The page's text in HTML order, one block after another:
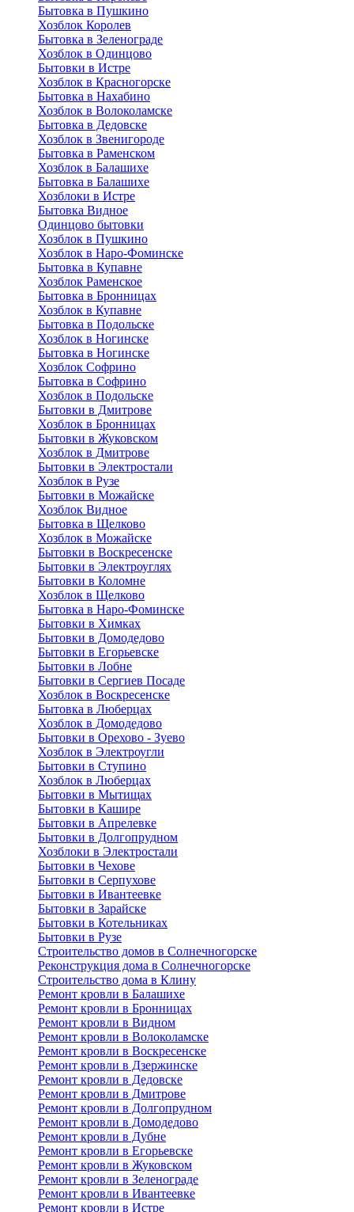
Бытовкa в Пушкино
Хозблок Королев
Бытовка в Зеленограде
Хозблок в Одинцово
Бытовки в Истре
Хозблок в Красногорске
Бытовка в Нахабино
Хозблок в Волоколамске
Бытовкa в Дедовске
Хозблок в Звенигороде
Бытовка в Раменском
Хозблок в Балашихе
Бытовкa в Балашихе
Хозблоки в Истре
Бытовка Видное
Одинцово бытовки
Хозблок в Пушкино
Хозблок в Наро-Фоминске
Бытовка в Купавне
Хозблок Раменское
Бытовка в Бронницах
Хозблок в Купавне
Бытовка в Подольске
Хозблок в Ногинске
Бытовка в Ногинске
Хозблок Софрино
Бытовка в Софрино
Хозблок в Подольске
Бытовки в Дмитрове
Хозблок в Бронницах
Бытовки в Жуковском
Хозблок в Дмитрове
Бытовки в Электростали
Хозблок в Рузе
Бытовки в Можайске
Хозблок Видное
Бытовкa в Щелково
Хозблок в Можайске
Бытовки в Воскресенске
Бытовки в Электроуглях
Бытовки в Коломне
Хозблок в Щелково
Бытовка в Наро-Фоминске
Бытовки в Химках
Бытовки в Домодедово
Бытовки в Егорьевске
Бытовки в Лобне
Бытовки в Сергиев Посаде
Хозблок в Воскресенске
Бытовка в Люберцах
Хозблок в Домодедово
Бытовки в Орехово - Зуево
Хозблок в Электроугли
Бытовки в Ступино
Хозблок в Люберцах
Бытовки в Мытищах
Бытовки в Кашире
Бытовки в Апрелевке
Бытовки в Долгопрудном
Хозблоки в Электростали
Бытовки в Чехове
Бытовки в Серпухове
Бытовки в Ивантеевке
Бытовки в Зарайске
Бытовки в Котельниках
Бытовки в Рузе
Строительство домов в Солнечногорске
Реконструкция дома в Солнечногорске
Строительство дома в Клину
Ремонт кровли в Балашихе
Ремонт кровли в Бронницах
Ремонт кровли в Видном
Ремонт кровли в Волоколамске
Ремонт кровли в Воскресенске
Ремонт кровли в Дзержинске
Ремонт кровли в Дедовске
Ремонт кровли в Дмитрове
Ремонт кровли в Долгопрудном
Ремонт кровли в Домодедово
Ремонт кровли в Дубне
Ремонт кровли в Егорьевске
Ремонт кровли в Жуковском
Ремонт кровли в Зеленограде
Ремонт кровли в Ивантеевке
Ремонт кровли в Истре